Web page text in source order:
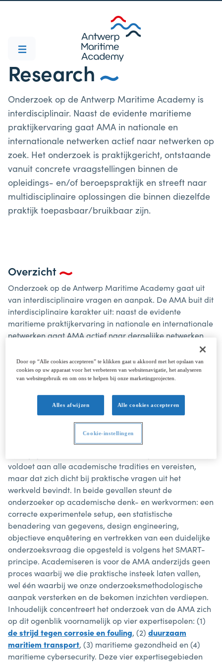
Research
Onderzoek op de Antwerp Maritime Academy is
interdisciplinair. Naast de evidente maritieme
praktijkervaring gaat AMA in nationale en
internationale netwerken actief naar netwerken op
zoek. Het onderzoek is praktijkgericht, ontstaande
vanuit concrete vraagstellingen binnen de
opleidings- en/of beroepspraktijk en streeft naar
multidisciplinaire oplossingen die binnen diezelfde
praktijk toepasbaar/bruikbaar zijn.
Overzicht
Onderzoek op de Antwerp Maritime Academy gaat uit
van interdisciplinaire vragen en aanpak. De AMA buit dit
interdisciplinaire karakter uit: naast de evidente
maritieme praktijkervaring in nationale en internationale
netwerken gaat AMA actief naar dergelijke netwerken
op zoek. Dit onderzoek kan praktijkgericht of toegepast
van aard zijn. Praktijkgericht onderzoek ontstaat vanuit
concrete vraagstellingen binnen de opleidings- en/of
beroepspraktijk en streeft naar multidisciplinaire
oplossingen die binnen diezelfde praktijk
toepasbaar/bruikbaar zijn. Toegepast onderzoek
vertrekt vanuit fundamentele wetenschappelijke kennis
en gebruikt deze kennis in reële voorbeelden en
voldoet aan alle academische tradities en vereisten,
maar dat zich dicht bij praktische vragen uit het
werkveld bevindt. In beide gevallen steunt de
onderzoeker op academische denk- en werkvormen: een
correcte experimentele setup, een statistische
benadering van gegevens, design engineering,
objectieve enquêtering en vertrekken van een duidelijke
onderzoeksvraag die opgesteld is volgens het SMART-
principe. Academiseren is voor de AMA anderzijds geen
proces waarbij we die praktische insteek laten vallen,
wel één waarbij we onze onderzoeksmethodologische
aanpak versterken en de bekomen inzichten verdiepen.
Inhoudelijk concentreert het onderzoek van de AMA zich
op dit ogenblik voornamelijk op vier expertisepolen: (1)
de strijd tegen corrosie en fouling, (2) duurzaam
maritiem transport, (3) maritieme gezondheid en (4)
maritieme cybersecurity. Deze vier expertisegebieden
Door op “Alle cookies accepteren” te klikken gaat u akkoord met het opslaan van
cookies op uw apparaat voor het verbeteren van websitenavigatie, het analyseren
van websitegebruik en om ons te helpen bij onze marketingprojecten.
Alles afwijzen Alle cookies accepteren
Cookie-instellingen